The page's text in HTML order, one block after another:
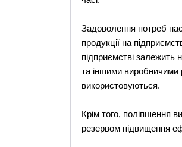
Задоволення потреб
продукції на
підприємстві залежить
та іншими виробничими
використовуються.
Крім того, поліпшення
резервом підвищення